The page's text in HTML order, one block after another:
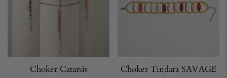
Choker Catarsis Choker Tindara SAVAGE